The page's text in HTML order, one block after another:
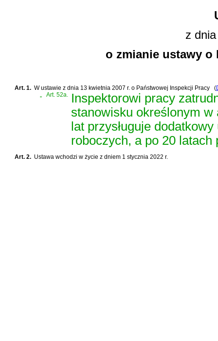
z
o zmianie ustawy o
Art. 1. Wustawie z dnia 13 kwietnia 2007 r. o Państwowej Inspekcji Pracy (
„
Art. 52a. Inspektorowi pracy
stanowisku określonym
lat przysługuje
roboczych, a po 20
Art. 2. Ustawa wchodzi w życie z dniem 1 stycznia 2022 r.